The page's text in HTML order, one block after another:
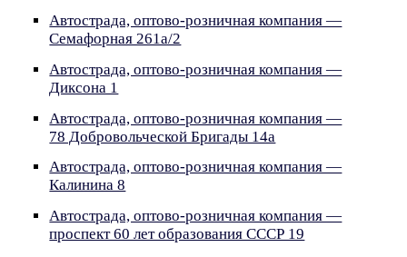
Автострада, оптово-розничная компания —
Семафорная 261а/2
Автострада, оптово-розничная компания —
Диксона 1
Автострада, оптово-розничная компания —
78 Добровольческой Бригады 14а
Автострада, оптово-розничная компания —
Калинина 8
Автострада, оптово-розничная компания —
проспект 60 лет образования СССР 19